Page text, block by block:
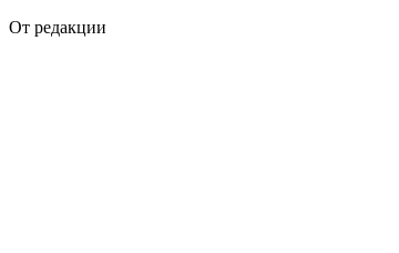
От редакции